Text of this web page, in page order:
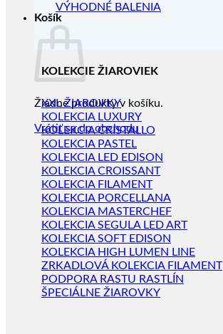
Košík
Žiadne produkty v košíku.
Vrátiť sa do obchodu
VÝHODNÉ BALENIA
KOLEKCIE ŽIAROVIEK
XXL ŽIAROVKY
KOLEKCIA LUXURY
KOLEKCIA CRISTALLO
KOLEKCIA PASTEL
KOLEKCIA LED EDISON
KOLEKCIA CROISSANT
KOLEKCIA FILAMENT
KOLEKCIA PORCELLANA
KOLEKCIA MASTERCHEF
KOLEKCIA SEGULA LED ART
KOLEKCIA SOFT EDISON
KOLEKCIA HIGH LUMEN LINE
ZRKADLOVÁ KOLEKCIA FILAMENT
PODPORA RASTU RASTLÍN
ŠPECIÁLNE ŽIAROVKY